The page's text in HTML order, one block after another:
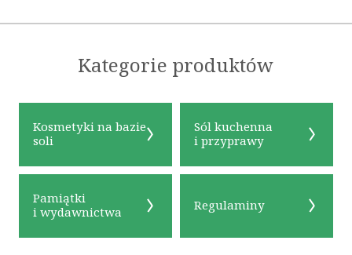
Kategorie produktów
Kosmetyki na bazie
soli
Sól kuchenna
i przyprawy
Pamiątki
i wydawnictwa Regulaminy